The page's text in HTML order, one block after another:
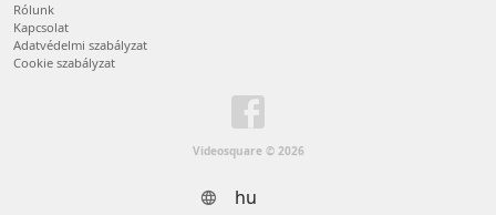
Rólunk
Kapcsolat
Adatvédelmi szabályzat
Cookie szabályzat
Videosquare © 2026